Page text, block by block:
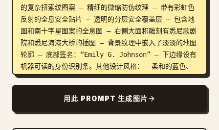
的复杂扭索纹图案 – 精细的微缩防伪纹理 – 带有彩虹色
反射的全息安全贴片 – 透明的分层安全覆盖层 – 包含地
图和南十字星图案的全息图 – 右侧大面积雕刻有悉尼歌剧
院和悉尼海港大桥的插图 – 背景纹理中嵌入了淡淡的地图
轮廓 – 底部签名：“Emily G. Johnson” – 下边缘设有
机器可读的身份识别条。其他设计风格：– 柔和的蓝色、
金色和中性柔和渐变色 – 带有逼真反射的聚碳酸酯层压卡
调全息效果、雕刻纹理和逼真的印刷细节，无刺眼阴影。画
面中无手部出现。风格：超细节、照片级真实感、8K 分辨
用此 PROMPT 生成图片